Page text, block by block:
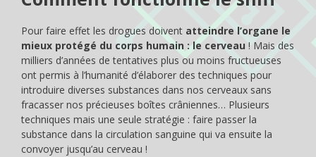
Pour faire effet les drogues doivent atteindre l’organe le
mieux protégé du corps humain : le cerveau ! Mais des
milliers d’années de tentatives plus ou moins fructueuses
ont permis à l’humanité d’élaborer des techniques pour
introduire diverses substances dans nos cerveaux sans
fracasser nos précieuses boîtes crâniennes… Plusieurs
techniques mais une seule stratégie : faire passer la
substance dans la circulation sanguine qui va ensuite la
convoyer jusqu’au cerveau !